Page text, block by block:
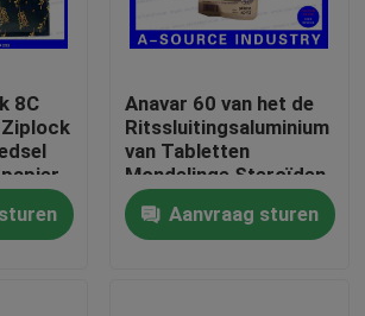
8C
Anavar 60 van het de
Ritssluitingsaluminium
van Tabletten
Mondelinge Steroïden
Douane Gedrukte
Plastic Zakken die met
Veiligheidshologram
Aanvraag sturen